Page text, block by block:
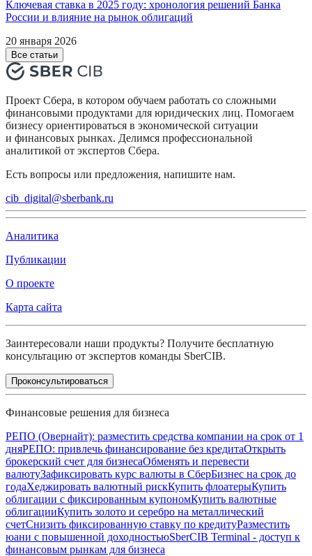
Ключевая ставка в 2025 году: хронология решений Банка
России и влияние на рынок облигаций
20 января 2026
Все статьи
Проект Сбера, в котором обучаем работать со сложными
финансовыми продуктами для юридических лиц. Помогаем
бизнесу ориентироваться в экономической ситуации
и финансовых рынках. Делимся профессиональной
аналитикой от экспертов Сбера.
Есть вопросы или предложения, напишите нам.
cib_digital@sberbank.ru
Аналитика
Публикации
О проекте
Карта сайта
Заинтересовали наши продукты? Получите бесплатную
консультацию от экспертов команды SberCIB.
Проконсультироваться
Финансовые решения для бизнеса
РЕПО (Овернайт): разместить средства компании на срок от 1
дняРЕПО: привлечь финансирование без кредитаОткрыть
брокерский счет для бизнесаОбменять и перевести
валютуЗафиксировать курс валюты в СберБизнес на срок до
годаХеджировать валютный рискКупить флоатерыКупить
облигации с фиксированным купономКупить валютные
облигацииКупить золото и серебро на металлический
счетСнизить фиксированную ставку по кредитуРазместить
юани с повышенной доходностьюSberCIB Terminal - доступ к
финансовым рынкам для бизнеса